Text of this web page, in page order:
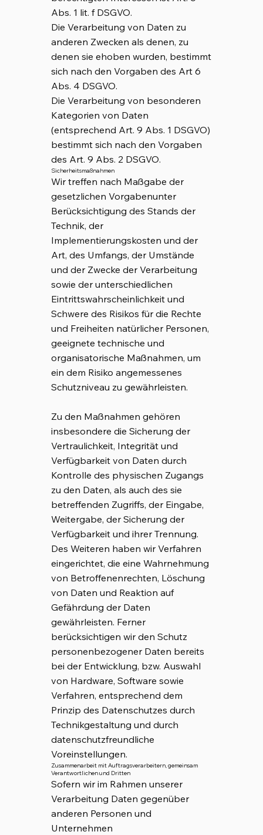
Abs. 1 lit. f DSGVO.
Die Verarbeitung von Daten zu
anderen Zwecken als denen, zu
denen sie ehoben wurden, bestimmt
sich nach den Vorgaben des Art 6
Abs. 4 DSGVO.
Die Verarbeitung von besonderen
Kategorien von Daten
(entsprechend Art. 9 Abs. 1 DSGVO)
bestimmt sich nach den Vorgaben
des Art. 9 Abs. 2 DSGVO.
Sicherheitsmaßnahmen
Wir treffen nach Maßgabe der
gesetzlichen Vorgabenunter
Berücksichtigung des Stands der
Technik, der
Implementierungskosten und der
Art, des Umfangs, der Umstände
und der Zwecke der Verarbeitung
sowie der unterschiedlichen
Eintrittswahrscheinlichkeit und
Schwere des Risikos für die Rechte
und Freiheiten natürlicher Personen,
geeignete technische und
organisatorische Maßnahmen, um
ein dem Risiko angemessenes
Schutzniveau zu gewährleisten.
Zu den Maßnahmen gehören
insbesondere die Sicherung der
Vertraulichkeit, Integrität und
Verfügbarkeit von Daten durch
Kontrolle des physischen Zugangs
zu den Daten, als auch des sie
betreffenden Zugriffs, der Eingabe,
Weitergabe, der Sicherung der
Verfügbarkeit und ihrer Trennung.
Des Weiteren haben wir Verfahren
eingerichtet, die eine Wahrnehmung
von Betroffenenrechten, Löschung
von Daten und Reaktion auf
Gefährdung der Daten
gewährleisten. Ferner
berücksichtigen wir den Schutz
personenbezogener Daten bereits
bei der Entwicklung, bzw. Auswahl
von Hardware, Software sowie
Verfahren, entsprechend dem
Prinzip des Datenschutzes durch
Technikgestaltung und durch
datenschutzfreundliche
Voreinstellungen.
Zusammenarbeit mit Auftragsverarbeitern, gemeinsam
Verantwortlichen und Dritten
Sofern wir im Rahmen unserer
Verarbeitung Daten gegenüber
anderen Personen und
Unternehmen